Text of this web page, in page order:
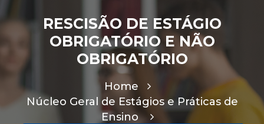
RESCISÃO DE ESTÁGIO
OBRIGATÓRIO E NÃO
OBRIGATÓRIO
Home
Núcleo Geral de Estágios e Práticas de
Ensino